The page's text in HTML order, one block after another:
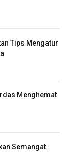
Tips Mengatur
Menghemat
Semangat